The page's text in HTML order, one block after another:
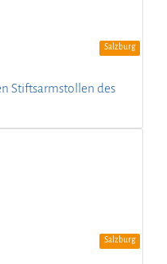
Salzburg
Stiftsarmstollen des
Salzburg